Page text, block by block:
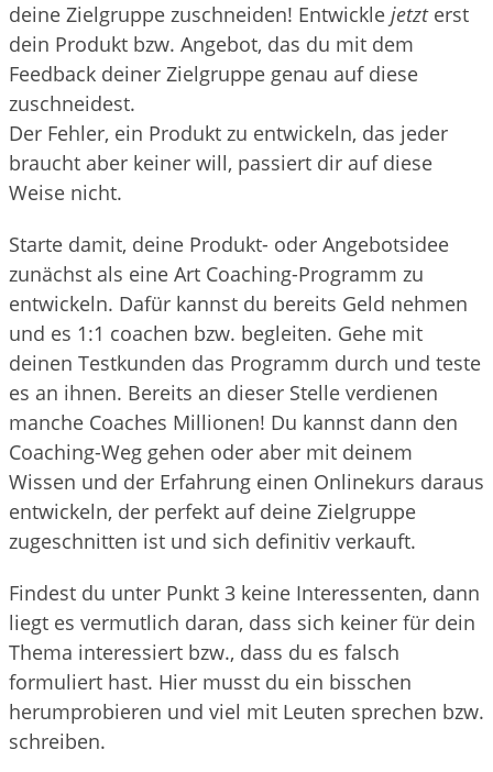
deine Zielgruppe zuschneiden! Entwickle jetzterst
dein Produkt bzw. Angebot, das du mit dem
Feedback deiner Zielgruppe genau auf diese
zuschneidest.
Der Fehler, ein Produkt zu entwickeln, das jeder
braucht aber keiner will, passiert dir auf diese
Weise nicht.
Starte damit, deine Produkt- oder Angebotsidee
zunächst als eine Art Coaching-Programm zu
entwickeln. Dafür kannst du bereits Geld nehmen
und es 1:1 coachen bzw. begleiten. Gehe mit
deinen Testkunden das Programm durch und teste
es an ihnen. Bereits an dieser Stelle verdienen
manche Coaches Millionen! Du kannst dann den
Coaching-Weg gehen oder aber mit deinem
Wissen und der Erfahrung einen Onlinekurs daraus
entwickeln, der perfekt auf deine Zielgruppe
zugeschnitten ist und sich definitiv verkauft.
Findest du unter Punkt 3 keine Interessenten, dann
liegt es vermutlich daran, dass sich keiner für dein
Thema interessiert bzw., dass du es falsch
formuliert hast. Hier musst du ein bisschen
herumprobieren und viel mit Leuten sprechen bzw.
schreiben.